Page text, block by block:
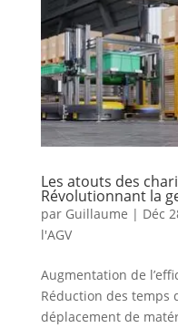
Les atouts des
Révolutionnant la
par Guillaume | Déc
l'AGV
Augmentation de
Réduction des temps
déplacement de